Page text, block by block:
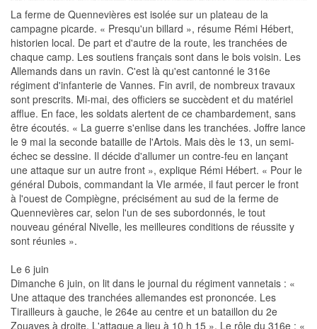
La ferme de Quennevières est isolée sur un plateau de la
campagne picarde. « Presqu'un billard », résume Rémi Hébert,
historien local. De part et d'autre de la route, les tranchées de
chaque camp. Les soutiens français sont dans le bois voisin. Les
Allemands dans un ravin. C'est là qu'est cantonné le 316e
régiment d'infanterie de Vannes. Fin avril, de nombreux travaux
sont prescrits. Mi-mai, des officiers se succèdent et du matériel
afflue. En face, les soldats alertent de ce chambardement, sans
être écoutés. « La guerre s'enlise dans les tranchées. Joffre lance
le 9 mai la seconde bataille de l'Artois. Mais dès le 13, un semi-
échec se dessine. Il décide d'allumer un contre-feu en lançant
une attaque sur un autre front », explique Rémi Hébert. « Pour le
général Dubois, commandant la VIe armée, il faut percer le front
à l'ouest de Compiègne, précisément au sud de la ferme de
Quennevières car, selon l'un de ses subordonnés, le tout
nouveau général Nivelle, les meilleures conditions de réussite y
sont réunies ».
Le 6 juin
Dimanche 6 juin, on lit dans le journal du régiment vannetais : «
Une attaque des tranchées allemandes est prononcée. Les
Tirailleurs à gauche, le 264e au centre et un bataillon du 2e
Zouaves à droite. L'attaque a lieu à 10 h 15 ». Le rôle du 316e : «